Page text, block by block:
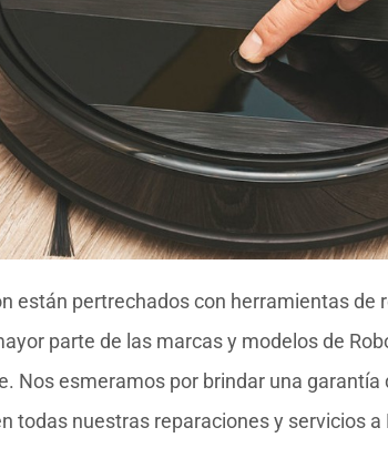
están pertrechados con herramientas de
parte de las marcas y modelos de
Nos esmeramos por brindar una
todas nuestras reparaciones y servicios a